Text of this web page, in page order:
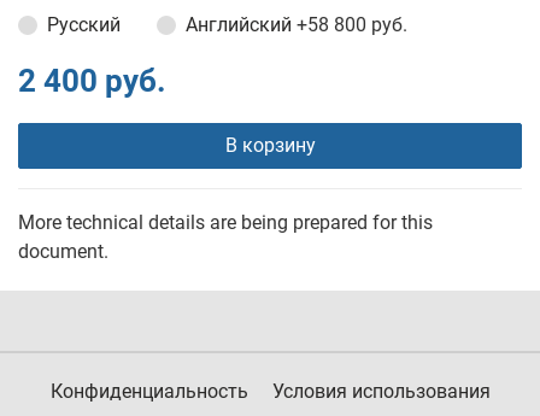
Русский
Английский +58 800 руб.
2 400 руб.
В корзину
More technical details are being prepared for this
document.
Конфиденциальность Условия использования